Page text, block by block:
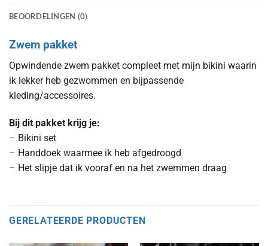
BEOORDELINGEN (0)
Zwem pakket
Opwindende zwem pakket compleet met mijn bikini waarin
ik lekker heb gezwommen en bijpassende
kleding/accessoires.
Bij dit pakket krijg je:
– Bikini set
– Handdoek waarmee ik heb afgedroogd
– Het slipje dat ik vooraf en na het zwemmen draag
GERELATEERDE PRODUCTEN